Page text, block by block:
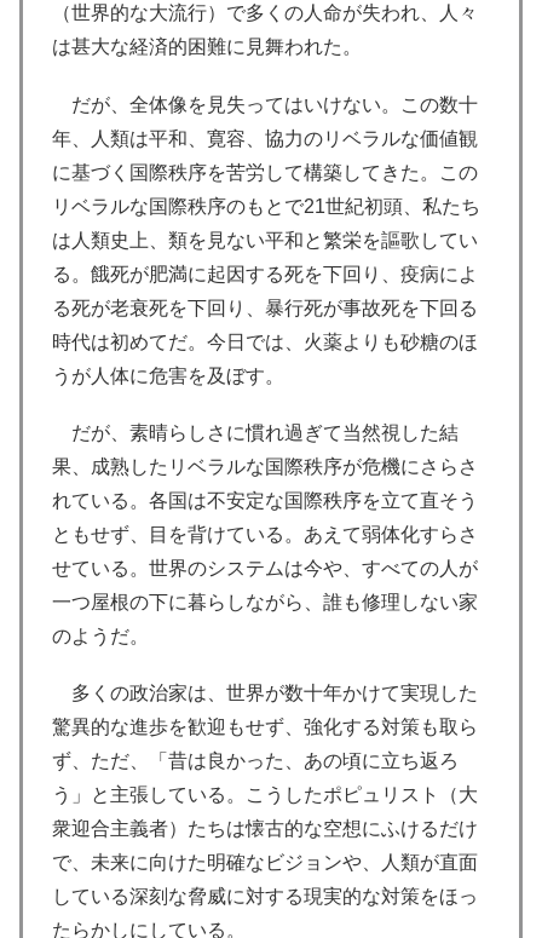
（世界的な大流行）で多くの人命が失われ、人々
は甚大な経済的困難に見舞われた。
だが、全体像を見失ってはいけない。この数十
年、人類は平和、寛容、協力のリベラルな価値観
に基づく国際秩序を苦労して構築してきた。この
リベラルな国際秩序のもとで21世紀初頭、私たち
は人類史上、類を見ない平和と繁栄を謳歌してい
る。餓死が肥満に起因する死を下回り、疫病によ
る死が老衰死を下回り、暴行死が事故死を下回る
時代は初めてだ。今日では、火薬よりも砂糖のほ
うが人体に危害を及ぼす。
だが、素晴らしさに慣れ過ぎて当然視した結
果、成熟したリベラルな国際秩序が危機にさらさ
れている。各国は不安定な国際秩序を立て直そう
ともせず、目を背けている。あえて弱体化すらさ
せている。世界のシステムは今や、すべての人が
一つ屋根の下に暮らしながら、誰も修理しない家
のようだ。
多くの政治家は、世界が数十年かけて実現した
驚異的な進歩を歓迎もせず、強化する対策も取ら
ず、ただ、「昔は良かった、あの頃に立ち返ろ
う」と主張している。こうしたポピュリスト（大
衆迎合主義者）たちは懐古的な空想にふけるだけ
で、未来に向けた明確なビジョンや、人類が直面
している深刻な脅威に対する現実的な対策をほっ
たらかしにしている。